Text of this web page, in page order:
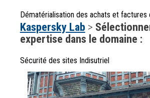
Dématérialisation des achats et factures
Kaspersky Lab >
expertise dans le domaine :
Sécurité des sites Indisutriel